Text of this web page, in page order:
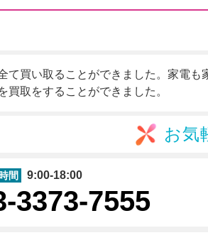
て買い取ることができました。家電
買取をすることができました。
お気
間 9:00-18:00
3373-7555